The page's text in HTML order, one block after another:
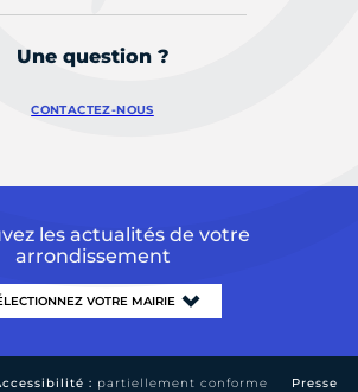
Une question ?
CONTACTEZ-NOUS
les actualités de votre
arrondissement
: partiellement conforme Presse